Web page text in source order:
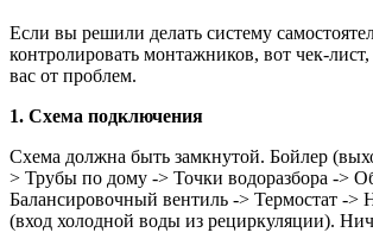
Если вы решили делать систему
контролировать монтажников, вот чек-
вас от проблем.
1. Схема подключения
Схема должна быть замкнутой. Бойлер
> Трубы по дому -> Точки водоразбора ->
Балансировочный вентиль -> Термостат ->
(вход холодной воды из рециркуляции).